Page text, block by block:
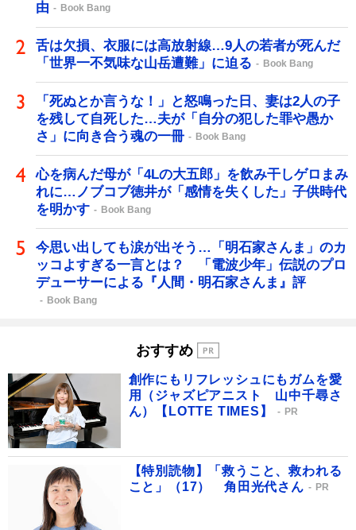
由
Book Bang
舌は欠損、衣服には高放射線…9人の若者が死んだ
「世界一不気味な山岳遭難」に迫る
Book Bang
「死ぬとか言うな！」と怒鳴った日、妻は2人の子
を残して自死した…夫が「自分の犯した罪や愚か
さ」に向き合う魂の一冊
Book Bang
心を病んだ母が「4Lの大五郎」を飲み干しゲロまみ
れに…ノブコブ徳井が「感情を失くした」子供時代
を明かす
Book Bang
今思い出しても涙が出そう…「明石家さんま」のカ
ッコよすぎる一言とは？ 「電波少年」伝説のプロ
デューサーによる『人間・明石家さんま』評
Book Bang
おすすめ
創作にもリフレッシュにもガムを愛
用（ジャズピアニスト 山中千尋さ
ん）【LOTTE TIMES】
PR
【特別読物】「救うこと、救われる
こと」（17） 角田光代さん
PR